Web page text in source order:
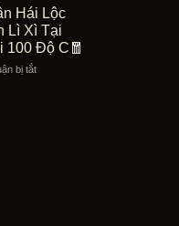
RƯỚC
LỘC
ĐẦY
NĂM
🧧
THÔNG
BÁO
LỊCH
NGHỈ
TẾT
Hái Lộc
Lì Xì Tại
100 Độ C🧧
bị tắtở